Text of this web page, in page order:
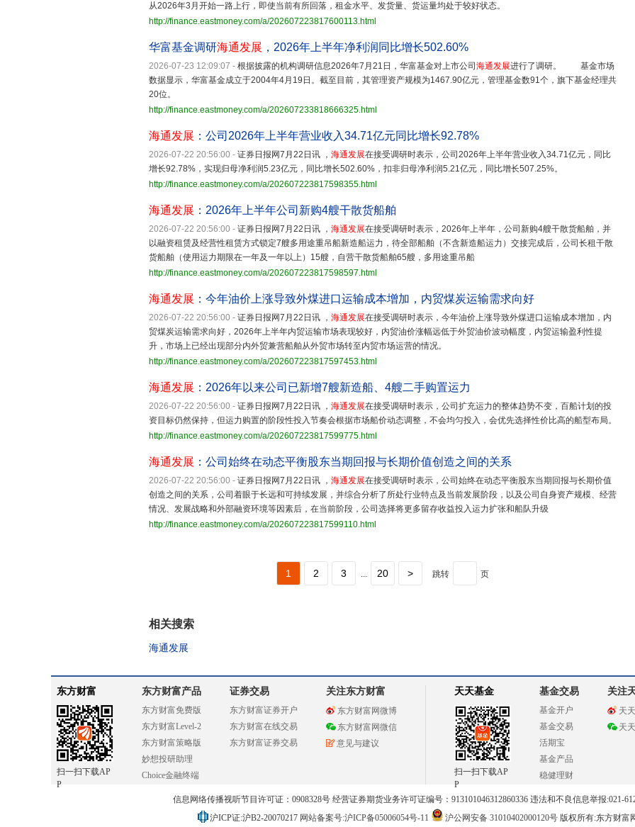
从2026年3月开始一路上行，即使当前有所回落，租金水平、发货量、货运量均处于较好状态。
http://finance.eastmoney.com/a/202607223817600113.html
华富基金调研海通发展 ，2026年上半年净利润同比增长502.60%
2026-07-23 12:09:07 - 根据披露的机构调研信息2026年7月21日，华富基金对上市公司 海通发展进行了调研。 基金市场
数据显示，华富基金成立于2004年4月19日。截至目前，其管理资产规模为1467.90亿元，管理基金数91个，旗下基金经理共
20位。
http://finance.eastmoney.com/a/202607233818666325.html
海通发展 ：公司2026年上半年营业收入34.71亿元同比增长92.78%
2026-07-22 20:56:00 - 证券日报网7月22日讯 ， 海通发展在接受调研时表示，公司2026年上半年营业收入34.71亿元，同比
增长92.78%，实现归母净利润5.23亿元，同比增长502.60%，扣非归母净利润5.21亿元，同比增长507.25%。
http://finance.eastmoney.com/a/202607223817598355.html
海通发展 ：2026年上半年公司新购4艘干散货船舶
2026-07-22 20:56:00 - 证券日报网7月22日讯 ， 海通发展在接受调研时表示，2026年上半年，公司新购4艘干散货船舶，并
以融资租赁及经营性租赁方式锁定7艘多用途重吊船新造船运力，待全部船舶（不含新造船运力）交接完成后，公司长租干散
货船舶（使用运力期限在一年及一年以上）15艘，自营干散货船舶65艘，多用途重吊船
http://finance.eastmoney.com/a/202607223817598597.html
海通发展 ：今年油价上涨导致外煤进口运输成本增加，内贸煤炭运输需求向好
2026-07-22 20:56:00 - 证券日报网7月22日讯 ， 海通发展在接受调研时表示，今年油价上涨导致外煤进口运输成本增加，内
贸煤炭运输需求向好，2026年上半年内贸运输市场表现较好，内贸油价涨幅远低于外贸油价波动幅度，内贸运输盈利性提
升，市场上已经出现部分内外贸兼营船舶从外贸市场转至内贸市场运营的情况。
http://finance.eastmoney.com/a/202607223817597453.html
海通发展 ：2026年以来公司已新增7艘新造船、4艘二手购置运力
2026-07-22 20:56:00 - 证券日报网7月22日讯 ， 海通发展在接受调研时表示，公司扩充运力的整体趋势不变，百船计划的投
资目标仍然保持，但运力购置的阶段性投入节奏会根据市场船价动态调整，不会均匀投入，会优先选择性价比高的船型布局。
http://finance.eastmoney.com/a/202607223817599775.html
海通发展 ：公司始终在动态平衡股东当期回报与长期价值创造之间的关系
2026-07-22 20:56:00 - 证券日报网7月22日讯 ， 海通发展在接受调研时表示，公司始终在动态平衡股东当期回报与长期价值
创造之间的关系，公司着眼于长远和可持续发展，并综合分析了所处行业特点及当前发展阶段，以及公司自身资产规模、经营
情况、发展战略和外部融资环境等因素后，在当前阶段，公司选择将更多留存收益投入运力扩张和船队升级
http://finance.eastmoney.com/a/202607223817599110.html
1 2 3 ... 20 > 跳转 页
相关搜索
海通发展
东方财富
扫一扫下载AP
P
东方财富产品
东方财富免费版
东方财富Level-2
东方财富策略版
妙想投研助理
Choice金融终端
证券交易
东方财富证券开户
东方财富在线交易
东方财富证券交易
关注东方财富
东方财富网微博
东方财富网微信
意见与建议
天天基金
扫一扫下载AP
P
基金交易
基金开户
基金交易
活期宝
基金产品
稳健理财
关注
天
天
信息网络传播视听节目许可证：0908328号 经营证券期货业务许可证编号：913101046312860336 违法和不良信息举报:021-
沪ICP证:沪B2-20070217 网站备案号:沪ICP备05006054号-11 沪公网安备 31010402000120号版权所有:东方财富